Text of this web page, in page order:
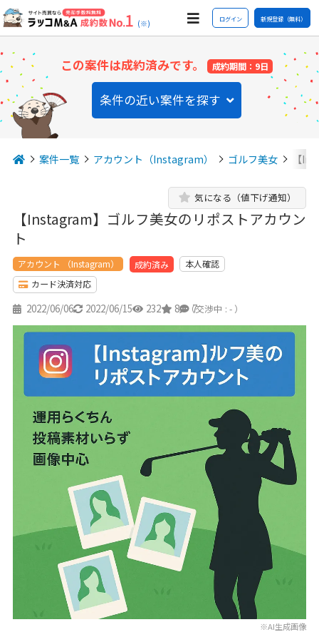
(※) ログイン 新規登録（無料）
この案件は成約済みです。 成約期間：9日
条件の近い案件を探す
案件一覧 アカウント（Instagram） ゴルフ美女 【
【Instagram】ゴルフ美女のリポストアカウン
ト
気になる（値下げ通知）
アカウント （Instagram） 成約済み
本人確認
カード決済対応
2022/06/06 2022/06/15 232 8 7
（交渉中 : - ）
※AI生成画像